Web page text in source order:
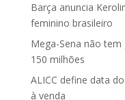
Barça anuncia
feminino brasileiro
Mega-Sena não
150 milhões
ALICC define data
à venda